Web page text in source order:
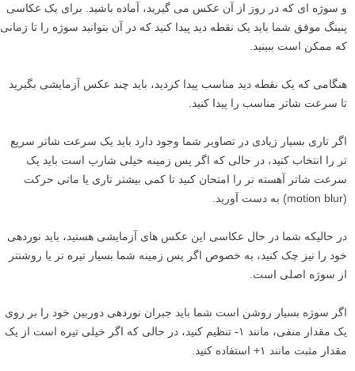
و سوژه ای که در روز از آن عکس می گیرید، آماده باشید. برای یک عکاسی
پنینگ موفق شما باید یک نقطه دید پیدا کنید که در آن بتوانید سوژه را تا زمانی
که ممکن است ببینید.
هنگامی که یک نقطه دید مناسب پیدا کردید، باید چند عکس آزمایشی بگیرید
تا سرعت شاتر مناسب را پیدا کنید.
اگر تاری بسیار زیادی در تصاویر شما وجود دارد باید یک سرعت شاتر سریع
تر را انتخاب کنید، در حالی که اگر پس زمینه خیلی شارپ است باید یک
سرعت شاتر آهسته تر را امتحان کنید تا کمی بیشتر تاری یا ماتی حرکت
(motion blur) به دست آورید.
در حالیکه شما در حال عکاسی این عکس های آزمایشی هستید، باید نوردهی
خود را نیز چک کنید، به خصوص اگر پس زمینه شما بسیار تیره تر یا روشنتر
از سوژه اصلی است.
اگر سوژه بسیار روشن است شما باید جبران نوردهی دوربین خود را بر روی
یک مقدار منفی، مانند ۱- تنظیم کنید، در حالی که اگر خیلی تیره است از یک
مقدار مثبت مانند ۱+ استفاده کنید.